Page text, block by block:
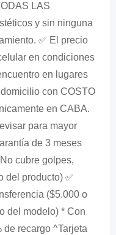
LAS
y sin ninguna
✅ El precio
en condiciones
en lugares
con COSTO
en CABA.
para mayor
de 3 meses
cubre golpes,
del producto) ✅
($5.000 o
del modelo) * Con
de recargo ^Tarjeta